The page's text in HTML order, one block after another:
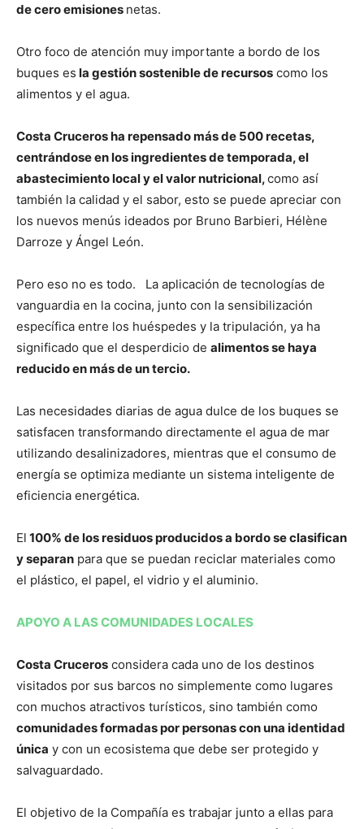
de cero emisiones netas.
Otro foco de atención muy importante a bordo de los
buques es la gestión sostenible de recursos como los
alimentos y el agua.
Costa Cruceros ha repensado más de 500 recetas,
centrándose en los ingredientes de temporada, el
abastecimiento local y el valor nutricional,como así
también la calidad y el sabor, esto se puede apreciar con
los nuevos menús ideados por Bruno Barbieri, Hélène
Darroze y Ángel León.
Pero eso no es todo. La aplicación de tecnologías de
vanguardia en la cocina, junto con la sensibilización
específica entre los huéspedes y la tripulación, ya ha
significado que el desperdicio de alimentos se haya
reducido en más de un tercio.
Las necesidades diarias de agua dulce de los buques se
satisfacen transformando directamente el agua de mar
utilizando desalinizadores, mientras que el consumo de
energía se optimiza mediante un sistema inteligente de
eficiencia energética.
El 100% de los residuos producidos a bordo se clasifican
y separan para que se puedan reciclar materiales como
el plástico, el papel, el vidrio y el aluminio.
APOYO A LAS COMUNIDADES LOCALES
Costa Cruceros considera cada uno de los destinos
visitados por sus barcos no simplemente como lugares
con muchos atractivos turísticos, sino también como
comunidades formadas por personas con una identidad
única y con un ecosistema que debe ser protegido y
salvaguardado.
El objetivo de la Compañía es trabajar junto a ellas para